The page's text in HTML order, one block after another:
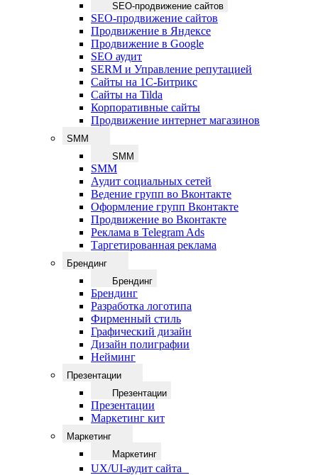
SEO-продвижение сайтов
SEO-продвижение сайтов
Продвижение в Яндексе
Продвижение в Google
SEO аудит
SERM и Управление репутацией
Сайты на 1С-Битрикс
Сайты на Tilda
Корпоративные сайты
Продвижение интернет магазинов
SMM
SMM
SMM
Аудит социальных сетей
Ведение групп во Вконтакте
Оформление групп Вконтакте
Продвижение во Вконтакте
Реклама в Telegram Ads
Таргетированная реклама
Брендинг
Брендинг
Брендинг
Разработка логотипа
Фирменный стиль
Графический дизайн
Дизайн полиграфии
Нейминг
Презентации
Презентации
Презентации
Маркетинг кит
Маркетинг
Маркетинг
UX/UI-аудит сайта